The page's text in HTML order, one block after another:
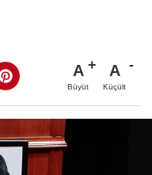
A
Büyüt
A
Küçült